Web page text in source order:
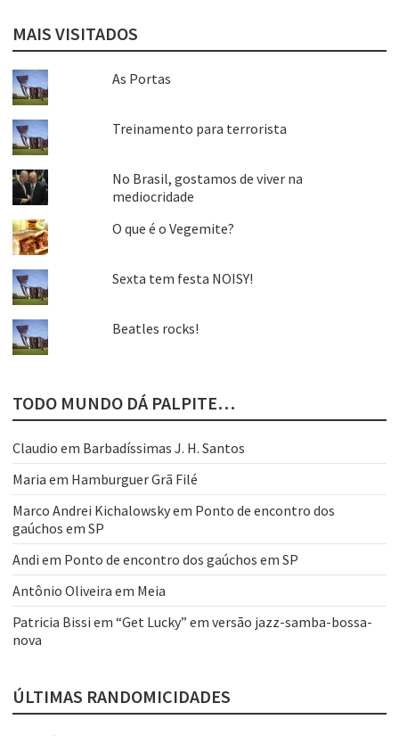
MAIS VISITADOS
As Portas
Treinamento para terrorista
No Brasil, gostamos de viver na
mediocridade
O que é o Vegemite?
Sexta tem festa NOISY!
Beatles rocks!
TODO MUNDO DÁ PALPITE…
Claudio em Barbadíssimas J. H. Santos
Maria em Hamburguer Grã Filé
Marco Andrei Kichalowskyem Ponto de encontro dos
gaúchos em SP
Andi em Ponto de encontro dos gaúchos em SP
Antônio Oliveira em Meia
Patricia Bissi em “Get Lucky” em versão jazz-samba-bossa-
nova
ÚLTIMAS RANDOMICIDADES